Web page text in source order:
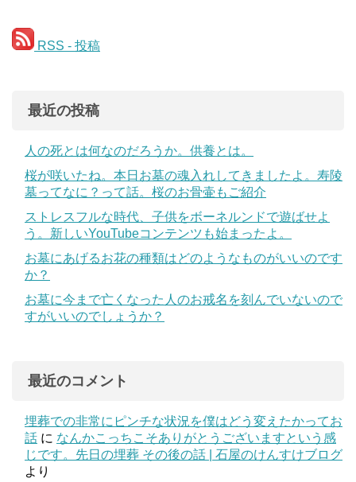
RSS - 投稿
最近の投稿
人の死とは何なのだろうか。供養とは。
桜が咲いたね。本日お墓の魂入れしてきましたよ。寿陵
墓ってなに？って話。桜のお骨壷もご紹介
ストレスフルな時代、子供をボーネルンドで遊ばせよ
う。新しいYouTubeコンテンツも始まったよ。
お墓にあげるお花の種類はどのようなものがいいのです
か？
お墓に今まで亡くなった人のお戒名を刻んでいないので
すがいいのでしょうか？
最近のコメント
埋葬での非常にピンチな状況を僕はどう変えたかってお
話 に なんかこっちこそありがとうございますという感
じです。先日の埋葬 その後の話 | 石屋のけんすけブログ
より